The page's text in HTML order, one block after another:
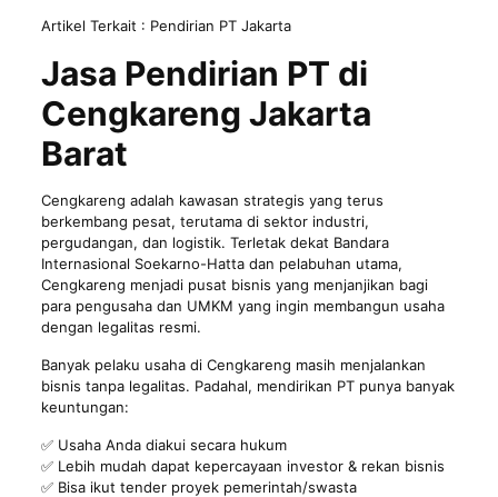
Artikel Terkait : Pendirian PT Jakarta
Jasa Pendirian PT di
Cengkareng Jakarta
Barat
Cengkareng adalah kawasan strategis yang terus
berkembang pesat, terutama di sektor industri,
pergudangan, dan logistik. Terletak dekat Bandara
Internasional Soekarno-Hatta dan pelabuhan utama,
Cengkareng menjadi pusat bisnis yang menjanjikan bagi
para pengusaha dan UMKM yang ingin membangun usaha
dengan legalitas resmi.
Banyak pelaku usaha di Cengkareng masih menjalankan
bisnis tanpa legalitas. Padahal, mendirikan PT punya banyak
keuntungan:
✅ Usaha Anda diakui secara hukum
✅ Lebih mudah dapat kepercayaan investor & rekan bisnis
✅ Bisa ikut tender proyek pemerintah/swasta